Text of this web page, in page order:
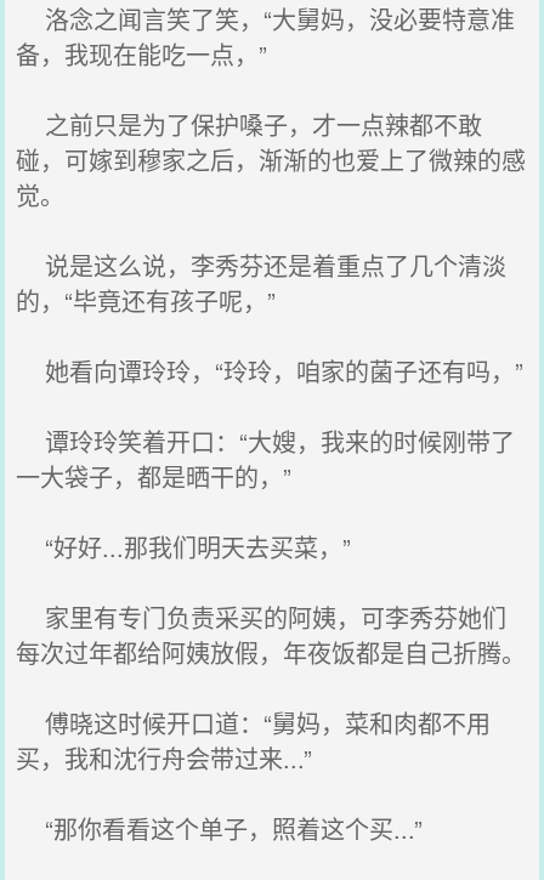
洛念之闻言笑了笑，“大舅妈，没必要特意准
备，我现在能吃一点，”
之前只是为了保护嗓子，才一点辣都不敢
碰，可嫁到穆家之后，渐渐的也爱上了微辣的感
觉。
说是这么说，李秀芬还是着重点了几个清淡
的，“毕竟还有孩子呢，”
她看向谭玲玲，“玲玲，咱家的菌子还有吗，”
谭玲玲笑着开口：“大嫂，我来的时候刚带了
一大袋子，都是晒干的，”
“好好...那我们明天去买菜，”
家里有专门负责采买的阿姨，可李秀芬她们
每次过年都给阿姨放假，年夜饭都是自己折腾。
傅晓这时候开口道：“舅妈，菜和肉都不用
买，我和沈行舟会带过来...”
“那你看看这个单子，照着这个买...”